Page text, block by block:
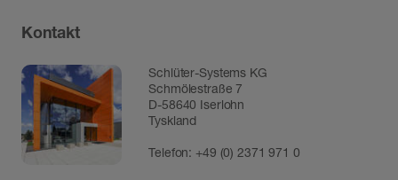
Kontakt
Schlüter-Systems KG
Schmölestraße 7
D-58640 Iserlohn
Tyskland
Telefon:+49 (0) 2371 971 0